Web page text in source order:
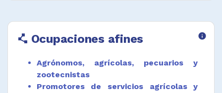
polyline Ocupaciones afines info
Agrónomos, agrícolas, pecuarios y
zootecnistas
Promotores de servicios agrícolas y